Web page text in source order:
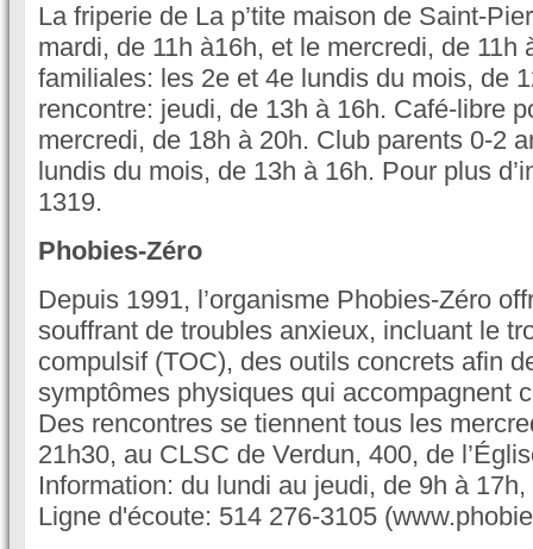
La friperie de La p’tite maison de Saint-
mardi, de 11h à16h, et le mercredi, de 11h
familiales: les 2e et 4e lundis du mois, de
rencontre: jeudi, de 13h à 16h. Café-libre
mercredi, de 18h à 20h. Club parents 0-2
lundis du mois, de 13h à 16h. Pour plus
1319.
Phobies-Zéro
Depuis 1991, l’organisme Phobies-Zéro
souffrant de troubles anxieux, incluant le
compulsif (TOC), des outils concrets afin
symptômes physiques qui accompagnent
Des rencontres se tiennent tous les
21h30, au CLSC de Verdun, 400, de
Information: du lundi au jeudi, de 9h à
Ligne d'écoute: 514 276-3105